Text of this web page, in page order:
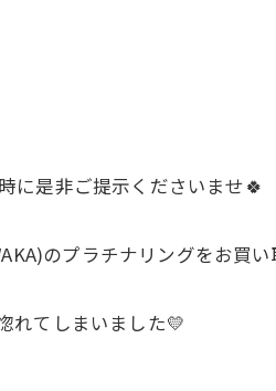
に是非ご提示くださいませ🍀
のプラチナリングをお買
れてしまいました💛